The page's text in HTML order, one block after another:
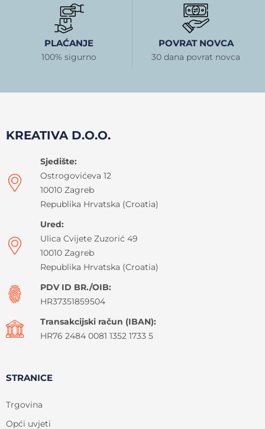
PLAĆANJE
100% sigurno
POVRAT NOVCA
30 dana povrat novca
KREATIVA D.O.O.
Sjedište:
Ostrogovićeva 12
10010 Zagreb
Republika Hrvatska (Croatia)
Ured:
Ulica Cvijete Zuzorić 49
10010 Zagreb
Republika Hrvatska (Croatia)
PDV ID BR./OIB:
HR37351859504
Transakcijski račun (IBAN):
HR76 2484 0081 1352 1733 5
STRANICE
Trgovina
Opći uvjeti